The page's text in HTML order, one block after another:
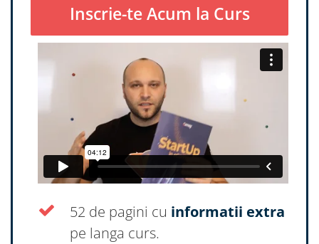
Inscrie-te Acum la Curs
52 de pagini cu informatii extra
pe langa curs.